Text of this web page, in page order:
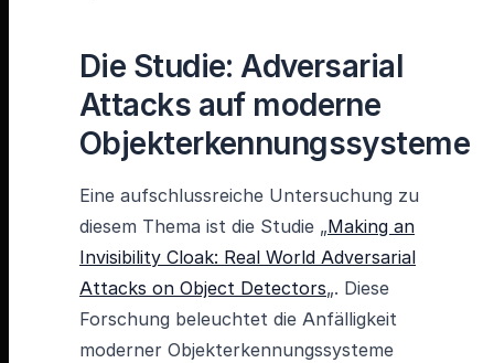
Die Studie: Adversarial
Attacks auf moderne
Objekterkennungssysteme
Eine aufschlussreiche Untersuchung zu
diesem Thema ist die Studie „Making an
Invisibility Cloak: Real World Adversarial
Attacks on Object Detectors„. Diese
Forschung beleuchtet die Anfälligkeit
moderner Objekterkennungssysteme